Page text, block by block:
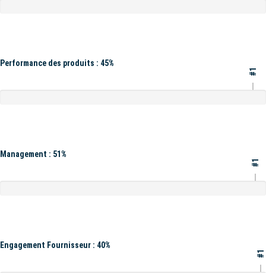
Performance des produits : 45%
#1
Management : 51%
#1
Engagement Fournisseur : 40%
#1